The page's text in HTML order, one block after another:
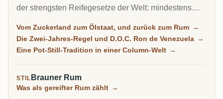
der strengsten Reifegesetze der Welt: mindestens
Cane Honey gebaut, auf Pot Stills und Batch Kettles
destilliert und dann lange in Solera-Systemen gereift,
einem Land gemacht, dessen Wirtschaft um ihn
herum zusammengebrochen ist.
Vom Zuckerland zum Ölstaat, und zurück zum Rum →
Die Zwei-Jahres-Regel und D.O.C. Ron de Venezuela →
Eine Pot-Still-Tradition in einer Column-Welt →
STIL Brauner Rum
Was als gereifter Rum zählt →